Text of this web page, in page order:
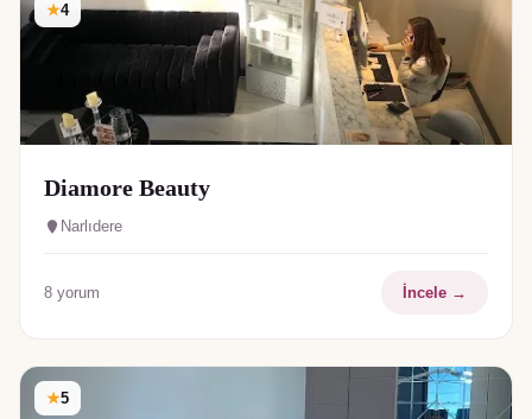
★4
Diamore Beauty
Narlıdere
8 yorum İncele →
★5